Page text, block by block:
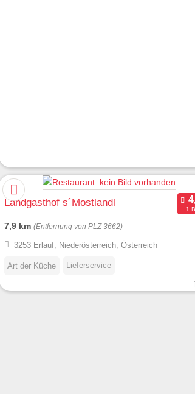
Landgasthof s´Mostlandl
1
7,9 km (Entfernung von PLZ 3662)
3253 Erlauf, Niederösterreich, Österreich
Art der Küche Lieferservice